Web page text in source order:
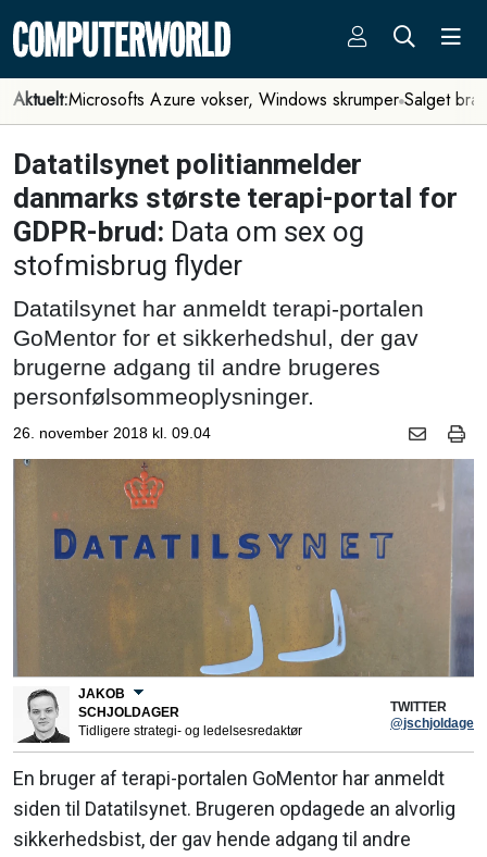
Aktuelt:Microsofts Azure vokser, Windows skrumper Salget
Datatilsynet politianmelder
danmarks største terapi-portal for
GDPR-brud: Data om sex og
stofmisbrug flyder
Datatilsynet har anmeldt terapi-portalen
GoMentor for et sikkerhedshul, der gav
brugerne adgang til andre brugeres
personfølsommeoplysninger.
26. november 2018 kl. 09.04
JAKOB
SCHJOLDAGER
Tidligere strategi- og ledelsesredaktør
TWITTER
@jschjoldager
En bruger af terapi-portalen GoMentor har anmeldt
siden til Datatilsynet. Brugeren opdagede an alvorlig
sikkerhedsbist, der gav hende adgang til andre